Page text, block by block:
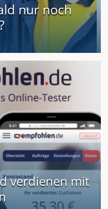
nur noch
verdienen mit